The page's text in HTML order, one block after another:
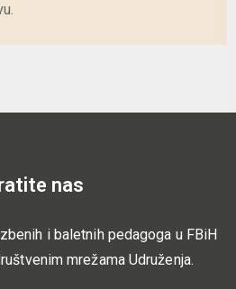
nas
i baletnih pedagoga u FBiH
mrežama Udruženja.